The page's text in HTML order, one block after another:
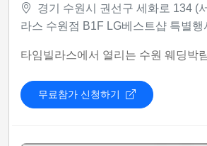
경기 수원시 권선구 세화로 134 (
라스 수원점 B1F LG베스트샵 특별행
타임빌라스에서 열리는 수원 웨딩박
무료참가 신청하기